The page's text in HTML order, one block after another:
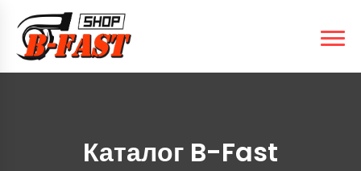
Каталог B-Fast